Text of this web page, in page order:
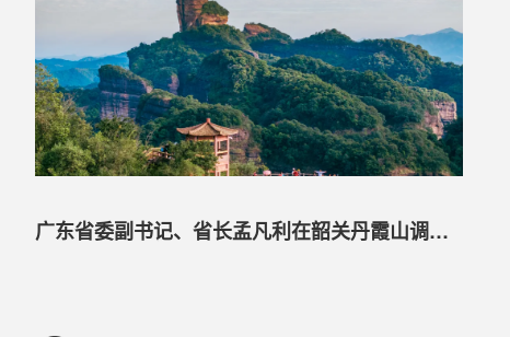
广东省委副书记、省长孟凡利在韶关丹霞山调研时强调 让丹山碧水在高质量发展中发挥更大作用